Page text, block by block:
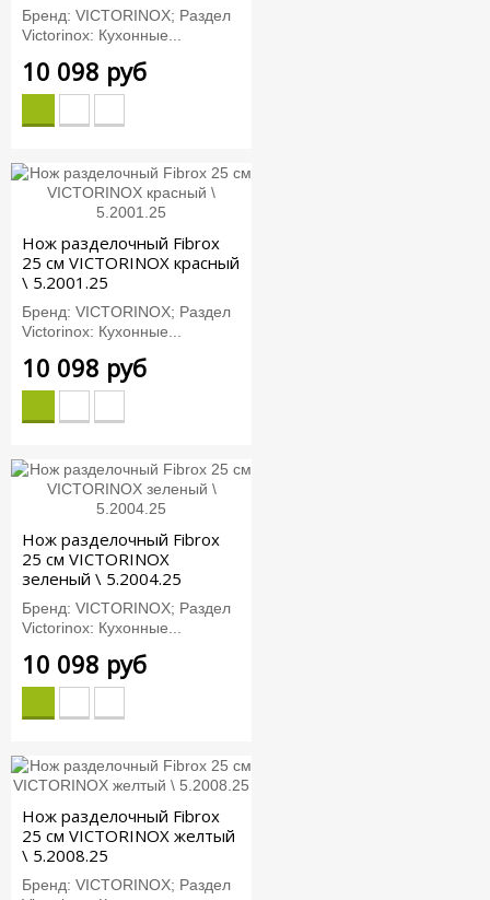
Бренд: VICTORINOX; Раздел
Victorinox: Кухонные...
10 098 руб
Нож разделочный Fibrox
25 см VICTORINOX красный
\ 5.2001.25
Бренд: VICTORINOX; Раздел
Victorinox: Кухонные...
10 098 руб
Нож разделочный Fibrox
25 см VICTORINOX
зеленый \ 5.2004.25
Бренд: VICTORINOX; Раздел
Victorinox: Кухонные...
10 098 руб
Нож разделочный Fibrox
25 см VICTORINOX желтый
\ 5.2008.25
Бренд: VICTORINOX; Раздел